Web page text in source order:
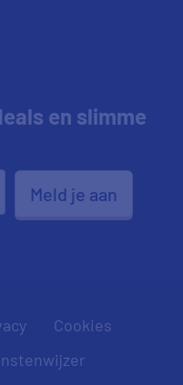
en slimme
Meld je aan
Cookies